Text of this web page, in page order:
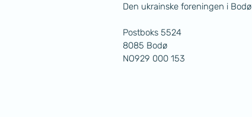
Den ukrainske foreningen i Bodø
Postboks 5524
8085 Bodø
NO929 000 153